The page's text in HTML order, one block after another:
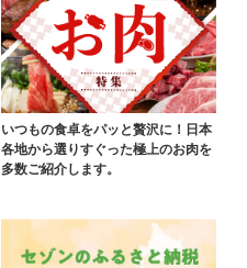
いつもの食卓をパッと贅沢に！日本
各地から選りすぐった極上のお肉を
多数ご紹介します。